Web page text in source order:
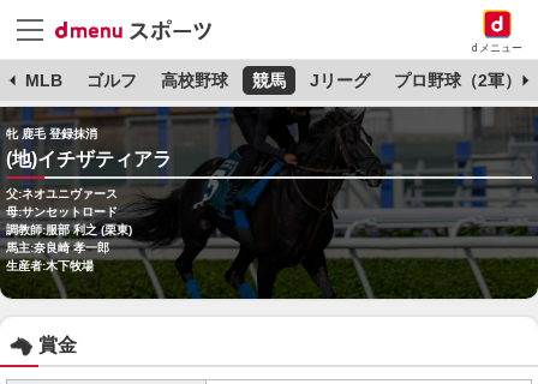
dメニュー
MLB ゴルフ 高校野球 競馬 Jリーグ プロ野球（2軍）
牝 鹿毛 登録抹消
(地)イチザティアラ
父:ネオユニヴァース
母:サンセットロード
調教師:服部 利之 (栗東)
馬主:奈良崎 孝一郎
生産者:木下牧場
賞金